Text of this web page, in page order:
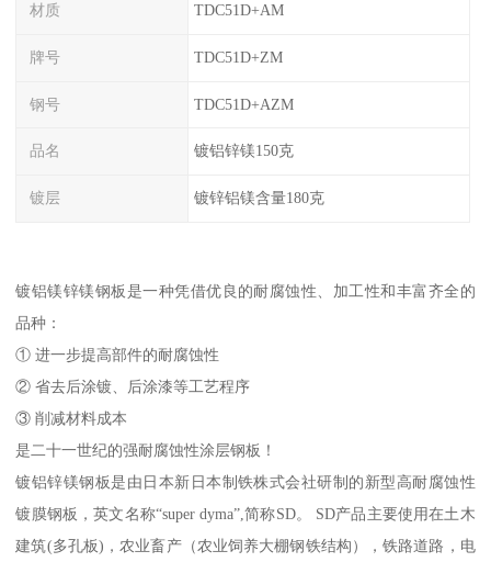
材质 TDC51D+AM
牌号 TDC51D+ZM
钢号 TDC51D+AZM
品名 镀铝锌镁150克
镀层 镀锌铝镁含量180克
镀铝镁锌镁钢板是一种凭借优良的耐腐蚀性、加工性和丰富齐全的
品种：
① 进一步提高部件的耐腐蚀性
② 省去后涂镀、后涂漆等工艺程序
③ 削减材料成本
是二十一世纪的强耐腐蚀性涂层钢板！
镀铝锌镁钢板是由日本新日本制铁株式会社研制的新型高耐腐蚀性
镀膜钢板，英文名称“super dyma”,简称SD。 SD产品主要使用在土木
建筑(多孔板)，农业畜产（农业饲养大棚钢铁结构），铁路道路，电